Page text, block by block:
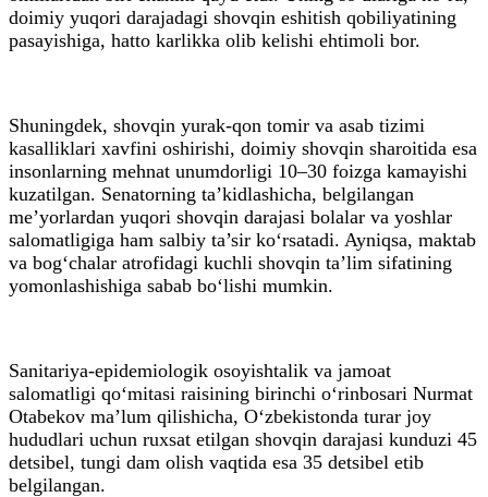
doimiy yuqori darajadagi shovqin eshitish qobiliyatining
pasayishiga, hatto karlikka olib kelishi ehtimoli bor.
Shuningdek, shovqin yurak-qon tomir va asab tizimi
kasalliklari xavfini oshirishi, doimiy shovqin sharoitida esa
insonlarning mehnat unumdorligi 10–30 foizga kamayishi
kuzatilgan. Senatorning ta’kidlashicha, belgilangan
me’yorlardan yuqori shovqin darajasi bolalar va yoshlar
salomatligiga ham salbiy ta’sir ko‘rsatadi. Ayniqsa, maktab
va bog‘chalar atrofidagi kuchli shovqin ta’lim sifatining
yomonlashishiga sabab bo‘lishi mumkin.
Sanitariya-epidemiologik osoyishtalik va jamoat
salomatligi qo‘mitasi raisining birinchi o‘rinbosari Nurmat
Otabekov ma’lum qilishicha, O‘zbekistonda turar joy
hududlari uchun ruxsat etilgan shovqin darajasi kunduzi 45
detsibel, tungi dam olish vaqtida esa 35 detsibel etib
belgilangan.